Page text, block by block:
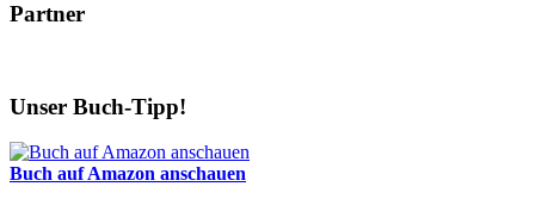
Partner
Unser Buch-Tipp!
Buch auf Amazon anschauen